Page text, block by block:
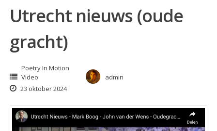
Utrecht nieuws (oude
gracht)
Poetry In Motion
Video
admin
23 oktober 2024